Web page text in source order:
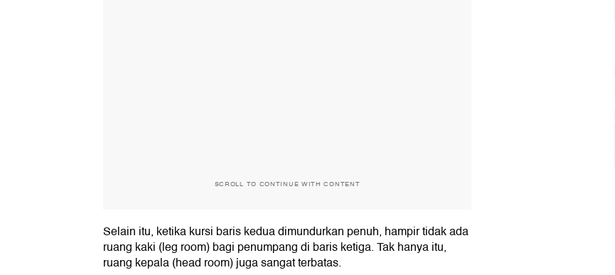
SCROLL TO CONTINUE WITH CONTENT
Selain itu, ketika kursi baris kedua dimundurkan penuh, hampir tidak ada
ruang kaki (leg room) bagi penumpang di baris ketiga. Tak hanya itu,
ruang kepala (head room) juga sangat terbatas.